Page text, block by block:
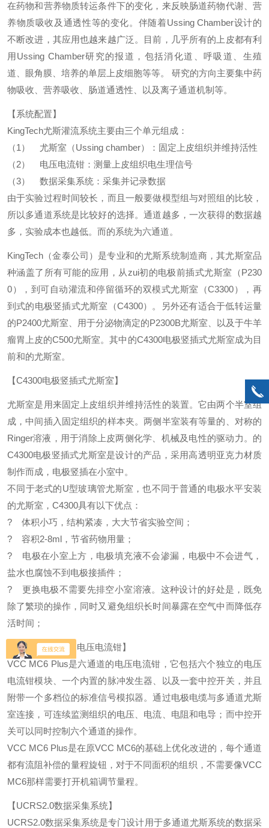
在药物和营养物质转运条件下的变化，来反映肠道药物代谢、营
养物质吸收及通透性等的变化。伴随着Ussing Chamber设计的
不断改进，其应用也越来越广泛。目前，几乎所有的上皮都有利
用Ussing Chamber研究的报道，包括消化道、呼吸道、生殖
道、眼角膜、培养的单层上皮细胞等等。 研究的方向主要集中药
物吸收、营养吸收、肠道通透性、以及离子通道机制等。
【系统配置】
KingTech尤斯灌流系统主要由三个单元组成：
（1） 尤斯室（Ussing chamber）：固定上皮组织并维持活性
（2） 电压电流钳：测量上皮组织电生理信号
（3） 数据采集系统：采集并记录数据
由于实验过程时间较长，而且一般要做模型组与对照组的比较，
所以多通道系统是比较好的选择。通道越多，一次获得的数据越
多，实验成本也越低。而的系统为六通道。
KingTech（金泰公司）是专业和的尤斯系统制造商，其尤斯室品
种涵盖了所有可能的应用，从zui初的电极前插式尤斯室（P230
0），到可自动灌流和停留循环的双模式尤斯室（C3300），再
到式的电极竖插式尤斯室（C4300）。另外还有适合于低转运量
的P2400尤斯室、用于分泌物滴定的P2300B尤斯室、以及于牛羊
瘤胃上皮的C500尤斯室。其中的C4300电极竖插式尤斯室成为目
前和的尤斯室。
【C4300电极竖插式尤斯室】
尤斯室是用来固定上皮组织并维持活性的装置。它由两个半室组
成，中间插入固定组织的样本夹。两侧半室装有等量的、对称的
Ringer溶液，用于消除上皮两侧化学、机械及电性的驱动力。的
C4300电极竖插式尤斯室是设计的产品，采用高透明亚克力材质
制作而成，电极竖插在小室中。
不同于老式的U型玻璃管尤斯室，也不同于普通的电极水平安装
的尤斯室，C4300具有以下优点：
? 体积小巧，结构紧凑，大大节省实验空间；
? 容积2-8ml，节省药物用量；
? 电极在小室上方，电极填充液不会渗漏，电极中不会进气，
盐水也腐蚀不到电极接插件；
? 更换电极不需要先排空小室溶液。这种设计的好处是，既免
除了繁琐的操作，同时又避免组织长时间暴露在空气中而降低存
活时间；
【VCC MC6 Plus电压电流钳】
VCC MC6 Plus是六通道的电压电流钳，它包括六个独立的电压
电流钳模块、一个内置的脉冲发生器、以及一套中控开关，并且
附带一个多档位的标准信号模拟器。通过电极电缆与多通道尤斯
室连接，可连续监测组织的电压、电流、电阻和电导；而中控开
关可以同时控制六个通道的操作。
VCC MC6 Plus是在原VCC MC6的基础上优化改进的，每个通道
都有流阻补偿的量程旋钮，对于不同面积的组织，不需要像VCC
MC6那样需要打开机箱调节量程。
【UCRS2.0数据采集系统】
UCRS2.0数据采集系统是专门设计用于多通道尤斯系统的数据采